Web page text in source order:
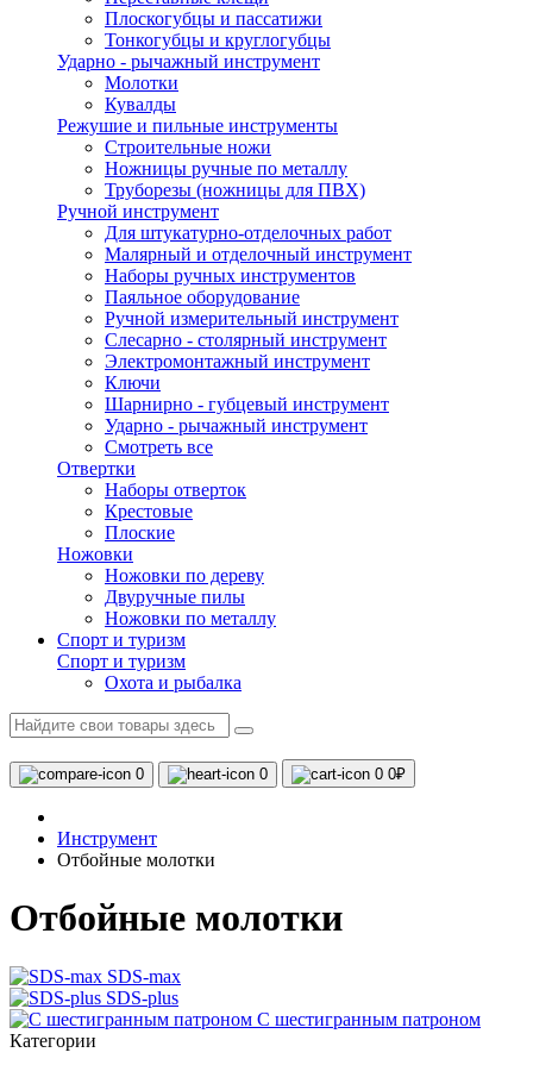
Плоскогубцы и пассатижи
Тонкогубцы и круглогубцы
Ударно - рычажный инструмент
Молотки
Кувалды
Режушие и пильные инструменты
Строительные ножи
Ножницы ручные по металлу
Труборезы (ножницы для ПВХ)
Ручной инструмент
Для штукатурно-отделочных работ
Малярный и отделочный инструмент
Наборы ручных инструментов
Паяльное оборудование
Ручной измерительный инструмент
Слесарно - столярный инструмент
Электромонтажный инструмент
Ключи
Шарнирно - губцевый инструмент
Ударно - рычажный инструмент
Смотреть все
Отвертки
Наборы отверток
Крестовые
Плоские
Ножовки
Ножовки по дереву
Двуручные пилы
Ножовки по металлу
Спорт и туризм
Спорт и туризм
Охота и рыбалка
0 0 0 0₽
Инструмент
Отбойные молотки
Отбойные молотки
SDS-max
SDS-plus
С шестигранным патроном
Категории